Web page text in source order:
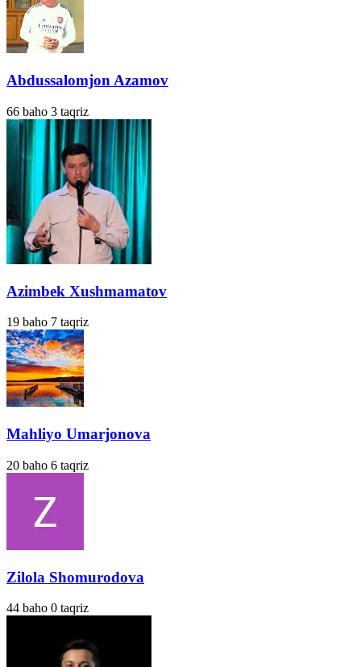
Abdussalomjon Azamov
66 baho 3 taqriz
Azimbek Xushmamatov
19 baho 7 taqriz
Mahliyo Umarjonova
20 baho 6 taqriz
Zilola Shomurodova
44 baho 0 taqriz